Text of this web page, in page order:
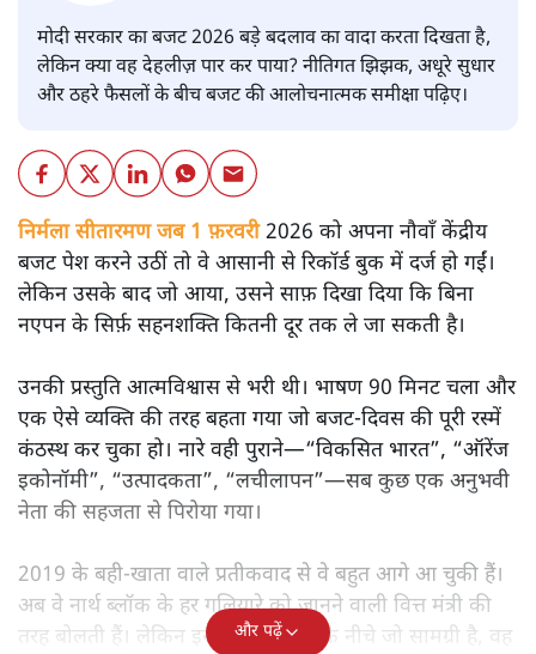
मोदी सरकार का बजट 2026 बड़े बदलाव का वादा करता दिखता है,
लेकिन क्या वह देहलीज़ पार कर पाया? नीतिगत झिझक, अधूरे सुधार
और ठहरे फैसलों के बीच बजट की आलोचनात्मक समीक्षा पढ़िए।
निर्मला सीतारमण जब 1 फ़रवरी2026 को अपना नौवाँ केंद्रीय
बजट पेश करने उठीं तो वे आसानी से रिकॉर्ड बुक में दर्ज हो गईं।
लेकिन उसके बाद जो आया, उसने साफ़ दिखा दिया कि बिना
नएपन के सिर्फ़ सहनशक्ति कितनी दूर तक ले जा सकती है।
उनकी प्रस्तुति आत्मविश्वास से भरी थी। भाषण 90 मिनट चला और
एक ऐसे व्यक्ति की तरह बहता गया जो बजट‑दिवस की पूरी रस्में
कंठस्थ कर चुका हो। नारे वही पुराने—“विकसित भारत”, “ऑरेंज
इकोनॉमी”, “उत्पादकता”, “लचीलापन”—सब कुछ एक अनुभवी
नेता की सहजता से पिरोया गया।
2019 के बही‑खाता वाले प्रतीकवाद से वे बहुत आगे आ चुकी हैं।
अब वे नार्थ ब्लॉक के हर गलियारे को जानने वाली वित्त मंत्री की
तरह बोलती हैं। लेकिन इस आत्मविश्वास के नीचे जो सामग्री है, वह
और पढ़ें